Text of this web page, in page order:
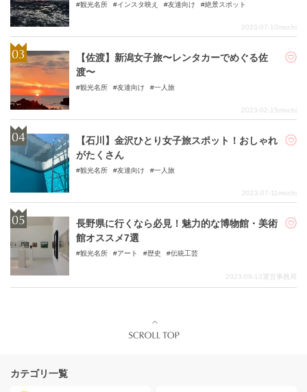
観光名所 インスタ映え 友達向け 絶景スポット
2023-07-10mochi
【佐渡】新潟女子旅〜レンタカーでめぐる佐
渡〜
観光名所 友達向け 一人旅
2023-02-15mochi
【石川】金沢ひとり女子旅スポット！おしゃれ
がたくさん
観光名所 友達向け 一人旅
2023-07-11 mochi
長野県に行くなら必見！魅力的な博物館・美術
館オススメ7選
観光名所 アート 歴史 伝統工芸
2023-09-13運営事務局
カテゴリ一覧